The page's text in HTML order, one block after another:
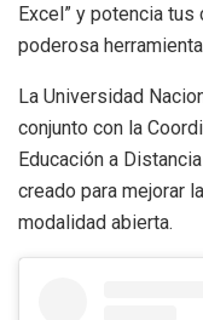
Excel” y potencia
poderosa
La Universidad
conjunto con la
Educación a Distancia
creado para mejorar
modalidad abierta.